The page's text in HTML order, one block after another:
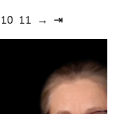
10 11 → ⇥